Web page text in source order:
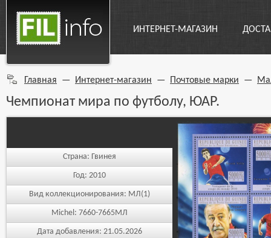
ИНТЕРНЕТ-МАГАЗИН
Главная — Интернет-магазин — Почтовые марки —
Чемпионат мира по футболу, ЮАР.
Страна: Гвинея
Год: 2010
Вид коллекционирования: МЛ(1)
Michel: 7660-7665МЛ
Дата добавления: 21.05.2026